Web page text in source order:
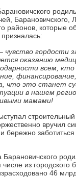
Барановичского,
районов, которые
гордости
оказанию
всем,
что это станет
в нашем
мамами!
вручил
бережно
Барановичского
из
46